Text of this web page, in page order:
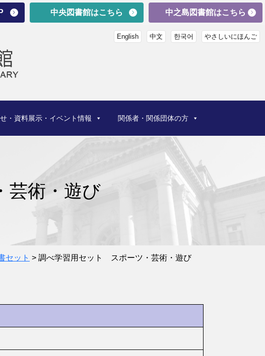
English 中文 한국어 やさしいにほんご
・資料展示・イベント情報 関係者・関係団体の方
中央図書館はこちら 中之島図書館はこちら
術・遊び
セット > 調べ学習用セット スポーツ・芸術・遊び